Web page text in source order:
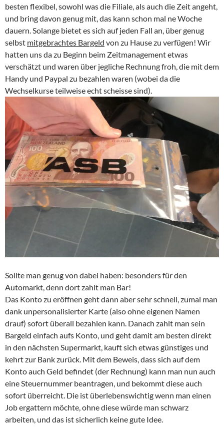
besten flexibel, sowohl was die Filiale, als auch die Zeit angeht,
und bring davon genug mit, das kann schon mal ne Woche
dauern. Solange bietet es sich auf jeden Fall an, über genug
selbst mitgebrachtes Bargeld von zu Hause zu verfügen! Wir
hatten uns da zu Beginn beim Zeitmanagement etwas
verschätzt und waren über jegliche Rechnung froh, die mit dem
Handy und Paypal zu bezahlen waren (wobei da die
Wechselkurse teilweise echt scheisse sind).
Sollte man genug von dabei haben: besonders für den
Automarkt, denn dort zahlt man Bar!
Das Konto zu eröffnen geht dann aber sehr schnell, zumal man
dank unpersonalisierter Karte (also ohne eigenen Namen
drauf) sofort überall bezahlen kann. Danach zahlt man sein
Bargeld einfach aufs Konto, und geht damit am besten direkt
in den nächsten Supermarkt, kauft sich etwas günstiges und
kehrt zur Bank zurück. Mit dem Beweis, dass sich auf dem
Konto auch Geld befindet (der Rechnung) kann man nun auch
eine Steuernummer beantragen, und bekommt diese auch
sofort überreicht. Die ist überlebenswichtig wenn man einen
Job ergattern möchte, ohne diese würde man schwarz
arbeiten, und das ist sicherlich keine gute Idee.